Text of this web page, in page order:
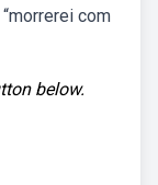
com
below.